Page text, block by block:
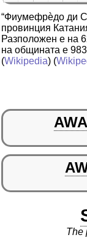
“Фиумефрѐдо ди
провинция
Разположен е на
на общината е
(Wikipedia) (
The